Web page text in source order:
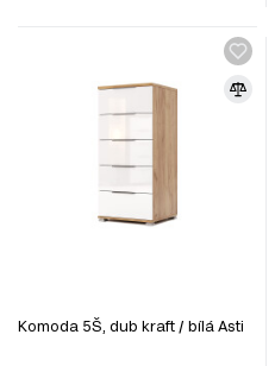
Komoda 5Š, dub kraft / bílá Asti